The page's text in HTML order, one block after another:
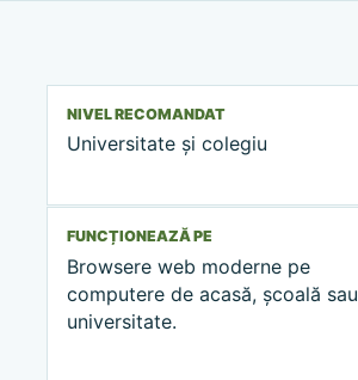
NIVEL RECOMANDAT
Universitate și colegiu
FUNCȚIONEAZĂ PE
Browsere web moderne pe
computere de acasă, școală sau
universitate.